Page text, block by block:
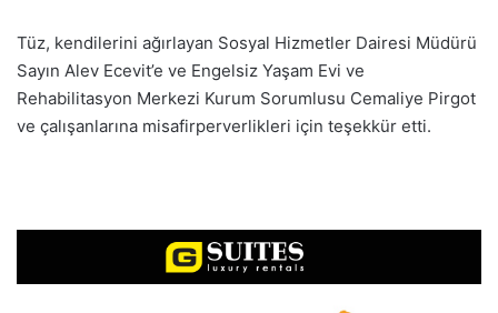
Tüz, kendilerini ağırlayan Sosyal Hizmetler Dairesi Müdürü
Sayın Alev Ecevit’e ve Engelsiz Yaşam Evi ve
Rehabilitasyon Merkezi Kurum Sorumlusu Cemaliye Pirgot
ve çalışanlarına misafirperverlikleri için teşekkür etti.